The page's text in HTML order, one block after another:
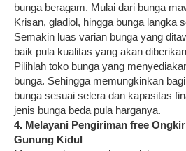
bunga beragam. Mulai dari bunga
Krisan, gladiol, hingga bunga langka
Semakin luas varian bunga yang
baik pula kualitas yang akan
Pilihlah toko bunga yang
bunga. Sehingga memungkinkan
bunga sesuai selera dan kapasitas
jenis bunga beda pula harganya.
4. Melayani Pengiriman free
Gunung Kidul